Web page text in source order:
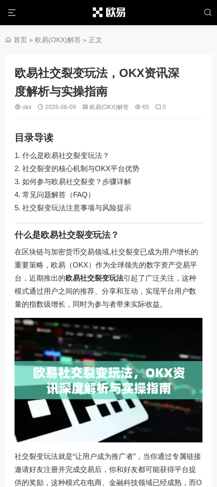
首页 » 欧易(OKX)解答 » 正文
欧易社交裂变玩法，OKX资讯深
度解析与实操指南
okx 2026-06-09 欧易(OKX)解答 65 0
目录导读
什么是欧易社交裂变玩法？
社交裂变的核心机制与OKX平台优势
如何参与欧易社交裂变？步骤详解
常见问题解答（FAQ）
社交裂变玩法注意事项与风险提示
什么是欧易社交裂变玩法？
在区块链与加密货币交易领域,社交裂变已成为用户增长的
重要策略，欧易（OKX）作为全球领先的数字资产交易平
台，近期推出的欧易社交裂变玩法引起了广泛关注，这种
模式通过用户之间的推荐、分享和互动，实现平台用户数
量的指数级增长，同时为参与者带来实际收益。
社交裂变玩法就是“让用户成为推广者”，当你通过专属链接
邀请好友注册并完成交易后，你和好友都可能获得平台提
供的奖励，这种模式在电商、金融科技领域已经成熟，而O